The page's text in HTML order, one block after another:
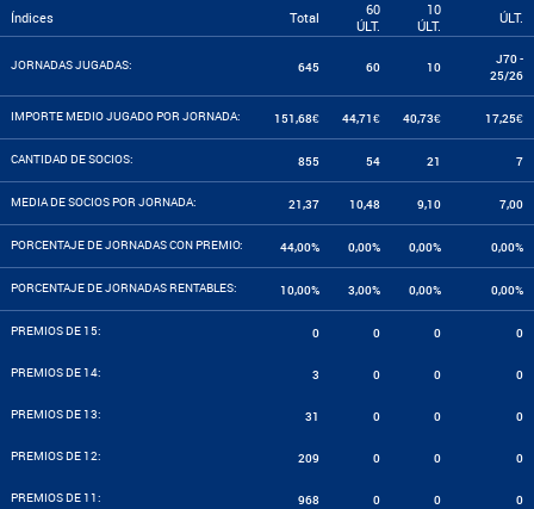
Índices Total
60
ÚLT.
10
ÚLT.
ÚLT.
JORNADAS JUGADAS: 645 60 10
J70 -
25/26
IMPORTE MEDIO JUGADO POR JORNADA: 151,68€ 44,71€ 40,73€ 17,25€
CANTIDAD DE SOCIOS: 855 54 21 7
MEDIA DE SOCIOS POR JORNADA: 21,37 10,48 9,10 7,00
PORCENTAJE DE JORNADAS CON PREMIO: 44,00% 0,00% 0,00% 0,00%
PORCENTAJE DE JORNADAS RENTABLES: 10,00% 3,00% 0,00% 0,00%
PREMIOS DE 15: 0 0 0 0
PREMIOS DE 14: 3 0 0 0
PREMIOS DE 13: 31 0 0 0
PREMIOS DE 12: 209 0 0 0
PREMIOS DE 11: 968 0 0 0